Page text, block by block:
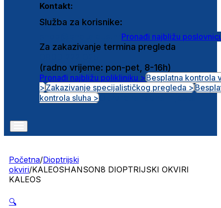
Kontakt:
Služba za korisnike:
Pronađi najbližu
Za zakazivanje termina pregleda
(radno vrijeme: pon-pet, 8-16h)
Pronađi najbližu polikliniku >Besplatna kontrola
>Zakazivanje specijalističkog pregleda >
kontrola sluha >
Početna/Dioptrijski
okviri/KALEOSHANSON8 DIOPTRIJSKI OKVIRI
KALEOS
🔍